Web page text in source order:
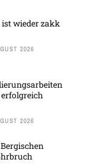
ist wieder zakk
2026
2026